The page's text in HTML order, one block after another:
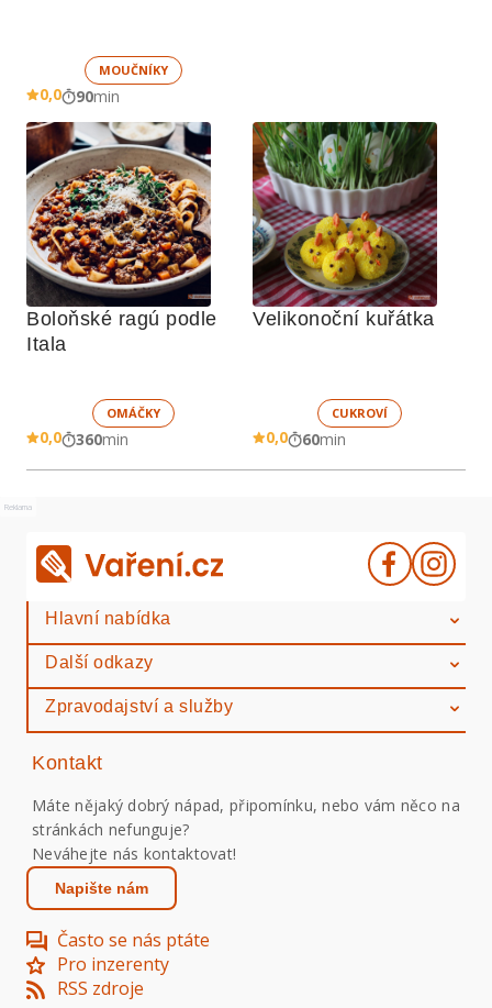
MOUČNÍKY
0,0 90min
Boloňské ragú podle
Itala
OMÁČKY
0,0 360min
Velikonoční kuřátka
CUKROVÍ
0,0 60min
Reklama
Hlavní nabídka
Další odkazy
Zpravodajství a služby
Kontakt
Máte nějaký dobrý nápad, připomínku, nebo vám něco na
stránkách nefunguje?
Neváhejte nás kontaktovat!
Napište nám
Často se nás ptáte
Pro inzerenty
RSS zdroje